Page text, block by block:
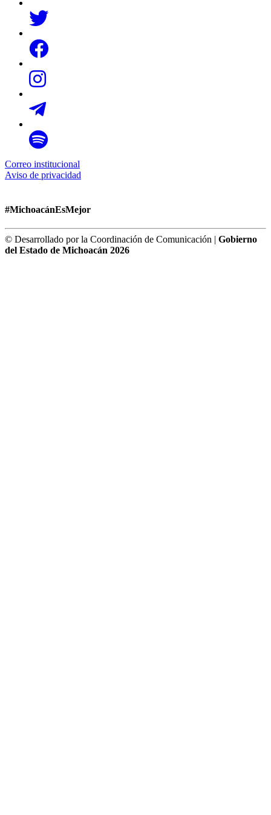
Correo institucional
Aviso de privacidad
#MichoacánEsMejor
© Desarrollado por la Coordinación de Comunicación | Gobierno
del Estado de Michoacán 2026